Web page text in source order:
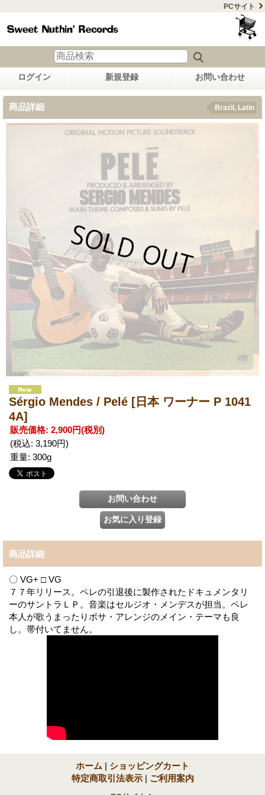
PCサイト
ログイン 新規登録 お問い合わせ
商品詳細 Brazil, Latin
Sérgio Mendes / Pelé [日本 ワーナー P 1041
4A]
販売価格: 2,900円(税別)
(税込: 3,190円)
重量: 300g
商品詳細
〇 VG+ □ VG
７７年リリース。ペレの引退後に製作されたドキュメンタリ
ーのサントラＬＰ。音楽はセルジオ・メンデスが担当。ペレ
本人が歌うまったりボサ・アレンジのメイン・テーマも良
し。帯付いてません。
ホーム | ショッピングカート
特定商取引法表示 | ご利用案内